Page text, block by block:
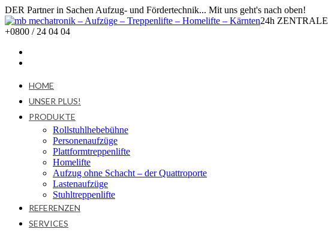
DER Partner in Sachen Aufzug- und Fördertechnik... Mit uns geht's nach oben!
24h ZENTRALE
+0800 / 24 04 04
HOME
UNSER PLUS!
PRODUKTE
Rollstuhlhebebühne
Personenaufzüge
Plattformtreppenlifte
Homelifte
Aufzug ohne Schacht – der Quattroporte
Lastenaufzüge
Stuhltreppenlifte
REFERENZEN
SERVICES